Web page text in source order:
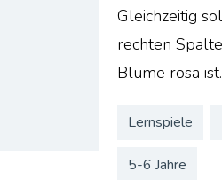
Gleichzeitig
rechten
Blume rosa ist.
Lernspiele
5-6 Jahre